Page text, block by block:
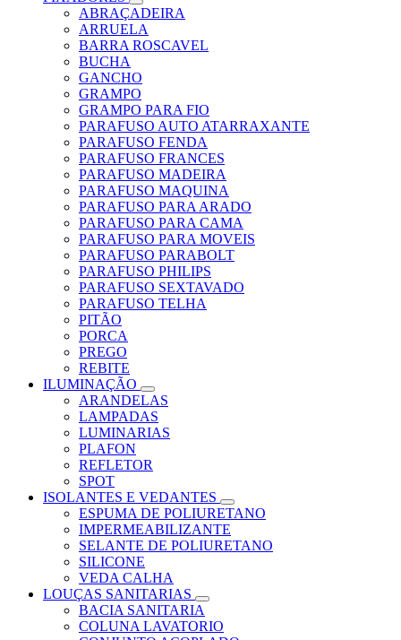
ABRAÇADEIRA
ARRUELA
BARRA ROSCAVEL
BUCHA
GANCHO
GRAMPO
GRAMPO PARA FIO
PARAFUSO AUTO ATARRAXANTE
PARAFUSO FENDA
PARAFUSO FRANCES
PARAFUSO MADEIRA
PARAFUSO MAQUINA
PARAFUSO PARA ARADO
PARAFUSO PARA CAMA
PARAFUSO PARA MOVEIS
PARAFUSO PARABOLT
PARAFUSO PHILIPS
PARAFUSO SEXTAVADO
PARAFUSO TELHA
PITÃO
PORCA
PREGO
REBITE
ILUMINAÇÃO
ARANDELAS
LAMPADAS
LUMINARIAS
PLAFON
REFLETOR
SPOT
ISOLANTES E VEDANTES
ESPUMA DE POLIURETANO
IMPERMEABILIZANTE
SELANTE DE POLIURETANO
SILICONE
VEDA CALHA
LOUÇAS SANITARIAS
BACIA SANITARIA
COLUNA LAVATORIO